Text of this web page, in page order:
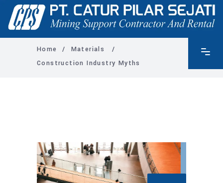
Home / Materials
/
Construction Industry Myths